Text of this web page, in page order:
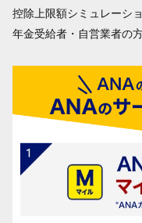
控除上限額シミュレーシ
年金受給者・自営業者の